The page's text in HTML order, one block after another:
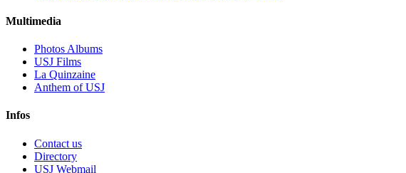
Multimedia
Photos Albums
USJ Films
La Quinzaine
Anthem of USJ
Infos
Contact us
Directory
USJ Webmail